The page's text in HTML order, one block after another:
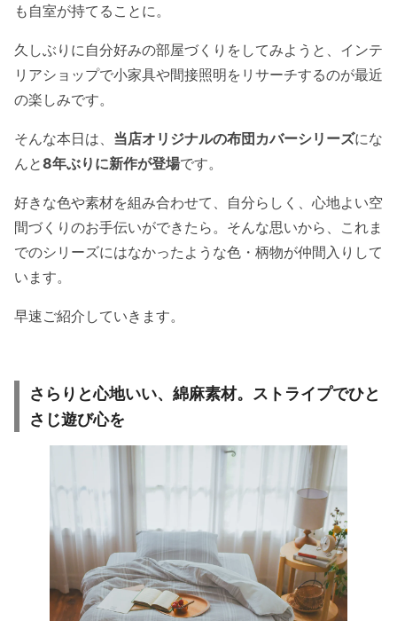
も自室が持てることに。
久しぶりに自分好みの部屋づくりをしてみようと、インテ
リアショップで小家具や間接照明をリサーチするのが最近
の楽しみです。
そんな本日は、 当店オリジナルの布団カバーシリーズにな
んと8年ぶりに新作が登場です。
好きな色や素材を組み合わせて、自分らしく、心地よい空
間づくりのお手伝いができたら。そんな思いから、これま
でのシリーズにはなかったような色・柄物が仲間入りして
います。
早速ご紹介していきます。
さらりと心地いい、綿麻素材。ストライプでひと
さじ遊び心を